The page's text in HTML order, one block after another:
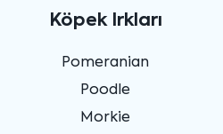
Köpek Irkları
Pomeranian
Poodle
Morkie